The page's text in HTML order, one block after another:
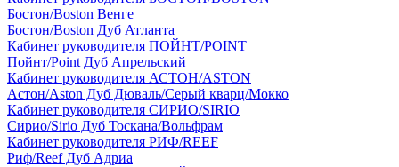
Бостон/Boston Венге
Бостон/Boston Дуб Атланта
Кабинет руководителя ПОЙНТ/POINT
Пойнт/Point Дуб Апрельский
Кабинет руководителя АСТОН/ASTON
Астон/Aston Дуб Дюваль/Серый кварц/Мокко
Кабинет руководителя СИРИО/SIRIO
Сирио/Sirio Дуб Тоскана/Вольфрам
Кабинет руководителя РИФ/REEF
Риф/Reef Дуб Адриа